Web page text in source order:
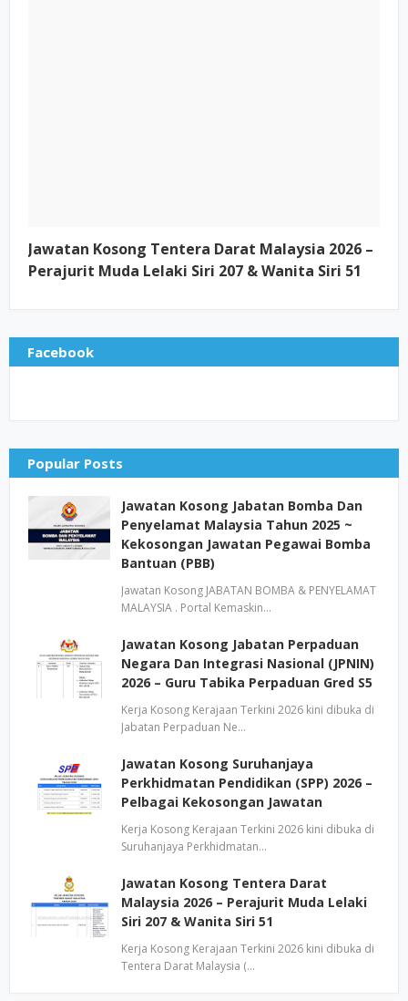
Jawatan Kosong Tentera Darat Malaysia 2026 –
Perajurit Muda Lelaki Siri 207 & Wanita Siri 51
Facebook
Popular Posts
Jawatan Kosong Jabatan Bomba Dan
Penyelamat Malaysia Tahun 2025 ~
Kekosongan Jawatan Pegawai Bomba
Bantuan (PBB)
Jawatan Kosong JABATAN BOMBA & PENYELAMAT
MALAYSIA . Portal Kemaskin…
Jawatan Kosong Jabatan Perpaduan
Negara Dan Integrasi Nasional (JPNIN)
2026 – Guru Tabika Perpaduan Gred S5
Kerja Kosong Kerajaan Terkini 2026 kini dibuka di
Jabatan Perpaduan Ne…
Jawatan Kosong Suruhanjaya
Perkhidmatan Pendidikan (SPP) 2026 –
Pelbagai Kekosongan Jawatan
Kerja Kosong Kerajaan Terkini 2026 kini dibuka di
Suruhanjaya Perkhidmatan…
Jawatan Kosong Tentera Darat
Malaysia 2026 – Perajurit Muda Lelaki
Siri 207 & Wanita Siri 51
Kerja Kosong Kerajaan Terkini 2026 kini dibuka di
Tentera Darat Malaysia (…